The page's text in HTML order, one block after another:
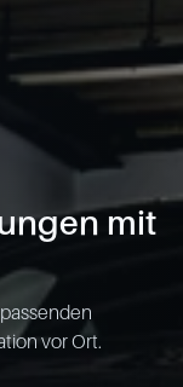
mit
vor Ort.